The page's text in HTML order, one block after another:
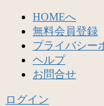
HOMEへ
無料会員登録
プライバシー
ヘルプ
お問合せ
ログイン